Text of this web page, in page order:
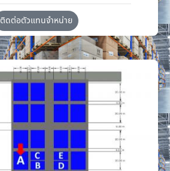
ติดต่อตัวแทนจำหน่าย